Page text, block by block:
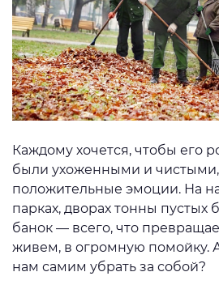
Каждому хочется, чтобы его
были ухоженными и
положительные эмоции. На
парках, дворах тонны пустых
банок — всего, что
живем, в огромную помойку.
нам самим убрать за собой?